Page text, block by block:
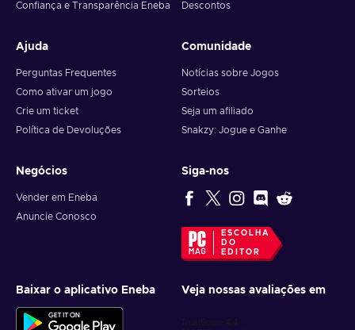
Confiança e Transparência Eneba
Descontos
Ajuda
Perguntas Frequentes
Como ativar um jogo
Crie um ticket
Política de Devoluções
Comunidade
Notícias sobre Jogos
Sorteios
Seja um afiliado
Snakzy: Jogue e Ganhe
Negócios
Vender em Eneba
Anuncie Conosco
Siga-nos
ESCOLHA
DO
EDITOR
Baixar o aplicativo Eneba Veja nossas avaliações em